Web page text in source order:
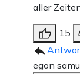
aller
15
egon samu